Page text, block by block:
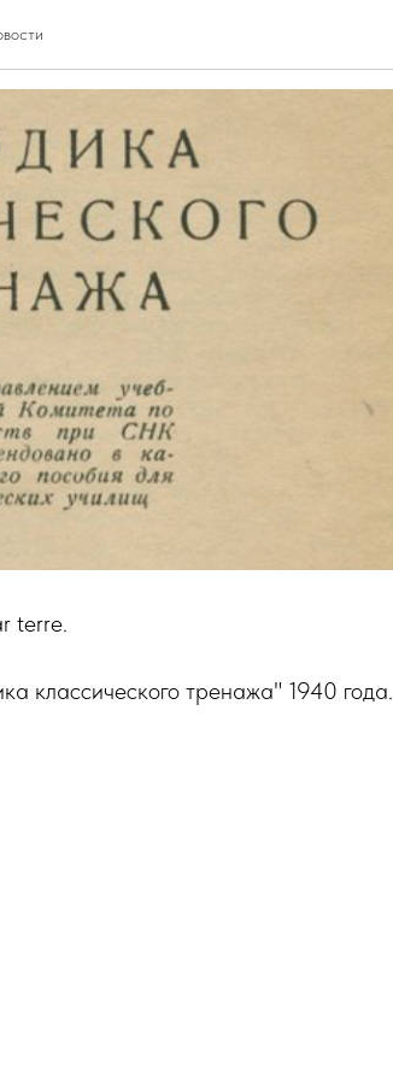
terre.
классического тренажа" 1940 года.